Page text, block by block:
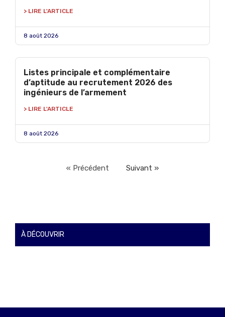
> LIRE L'ARTICLE
8 août 2026
Listes principale et complémentaire
d’aptitude au recrutement 2026 des
ingénieurs de l’armement
> LIRE L'ARTICLE
8 août 2026
« Précédent Suivant »
À DÉCOUVRIR